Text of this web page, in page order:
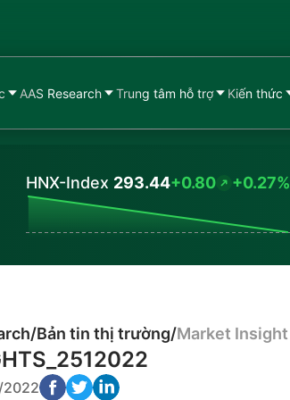
AAS Research Trung tâm hỗ trợ Kiến thức
HNX-Index 293.44+0.80 +0.27%
/Bản tin thị trường/Market Insight